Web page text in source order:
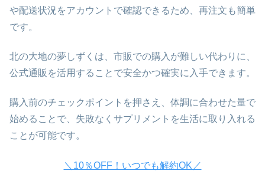
や配送状況をアカウントで確認できるため、再注文も簡単
です。
北の大地の夢しずくは、市販での購入が難しい代わりに、
公式通販を活用することで安全かつ確実に入手できます。
購入前のチェックポイントを押さえ、体調に合わせた量で
始めることで、失敗なくサプリメントを生活に取り入れる
ことが可能です。
＼10％OFF！いつでも解約OK／